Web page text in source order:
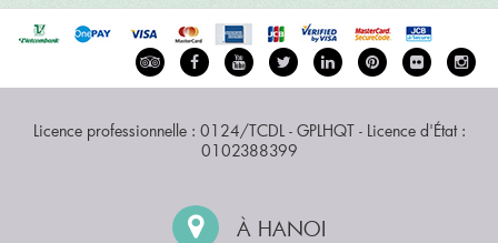
Licence professionnelle : 0124/TCDL - GPLHQT - Licence d'État :
0102388399
À HANOI